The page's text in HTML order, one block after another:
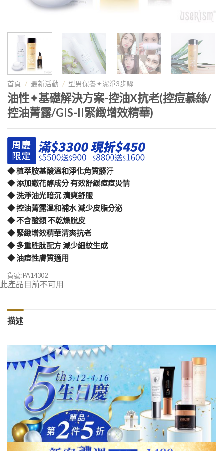
首頁 / 最新活動 / 型男保養✦潔淨3步驟
油性✦基礎解決方案-控油X抗老(控痘慕絲/
控油菁露/GIS-II緊緻增效精華)
◆ 植萃胺基酸溫和淨化角質髒汙
◆ 添加繖花醇成分 有效舒緩痘痘災情
◆ 洗淨油光暗沉 清爽舒服
◆ 控油菁露溫和補水 減少皮脂分泌
◆ 不含酸類 不乾燥脫皮
◆ 緊緻增效精華清爽抗老
◆ 多重胜肽配方 減少細紋生成
◆ 油痘性膚質適用
此產品目前不可用
貨號:PA14302
描述